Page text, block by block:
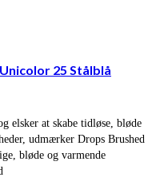
25 Stålblå
elsker at skabe tidløse, bløde
udmærker Drops Brushed
bløde og varmende